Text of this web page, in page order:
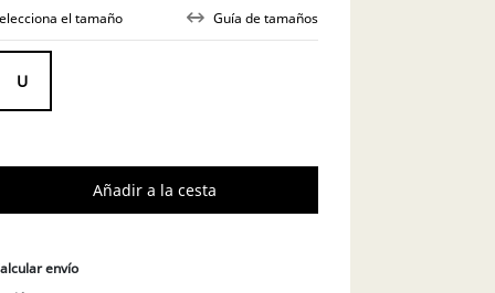
el tamaño Guía de tamaños
envío